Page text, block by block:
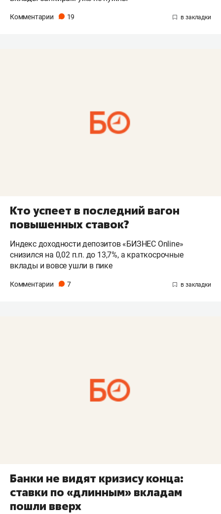
Комментарии 19
Кто успеет в последний вагон
повышенных ставок?
Индекс доходности депозитов «БИЗНЕС Online»
снизился на 0,02 п.п. до 13,7%, а краткосрочные
вклады и вовсе ушли в пике
Комментарии 7
Банки не видят кризису конца:
ставки по «длинным» вкладам
пошли вверх